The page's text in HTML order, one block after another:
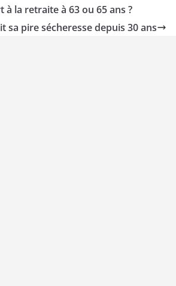
à la retraite à 63 ou 65 ans ?
sa pire sécheresse depuis 30 ans